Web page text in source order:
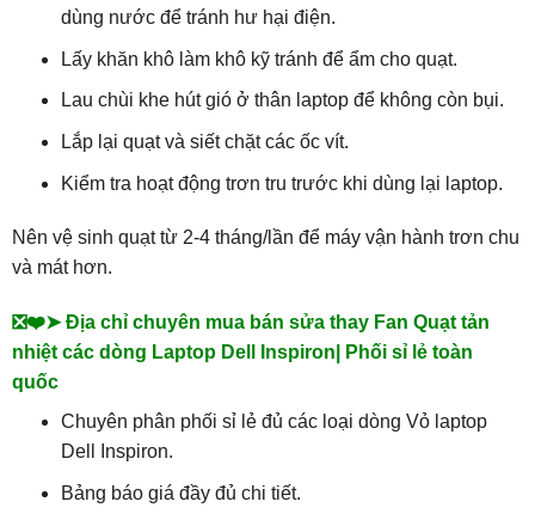
dùng nước để tránh hư hại điện.
Lấy khăn khô làm khô kỹ tránh để ẩm cho quạt.
Lau chùi khe hút gió ở thân laptop để không còn bụi.
Lắp lại quạt và siết chặt các ốc vít.
Kiểm tra hoạt động trơn tru trước khi dùng lại laptop.
Nên vệ sinh quạt từ 2-4 tháng/lần để máy vận hành trơn chu
và mát hơn.
❎❤️➤ Địa chỉ chuyên mua bán sửa thay Fan Quạt tản
nhiệt các dòng Laptop Dell Inspiron| Phối sỉ lẻ toàn
quốc
Chuyên phân phối sỉ lẻ đủ các loại dòng Vỏ laptop
Dell Inspiron.
Bảng báo giá đầy đủ chi tiết.